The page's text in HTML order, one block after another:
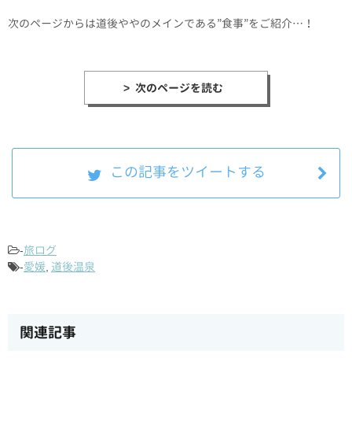
次のページからは道後ややのメインである”食事”をご紹介…！
> 次のページを読む
この記事をツイートする
-旅ログ
-愛媛, 道後温泉
関連記事